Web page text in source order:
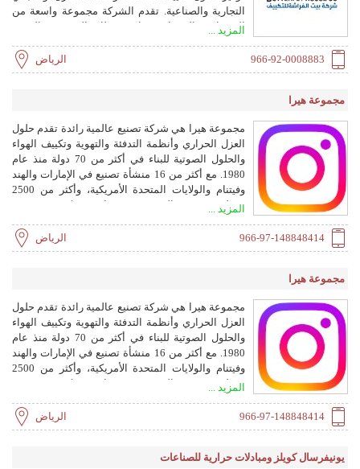
التجارية والصناعية. تقدم الشركة مجموعة واسعة من
المنتجات والخدمات بما في ذلك التصميم والتوريد
المزيد ...
966-92-0008883 الرياض
مجموعة هيرا
مجموعة هيرا هي شركة تصنيع عالمية رائدة تقدم حلول
العزل الحراري وأنظمة التدفئة والتهوية وتكييف الهواء
والحلول الصوتية للبناء في أكثر من 70 دولة منذ عام
1980. مع أكثر من 16 منشأة تصنيع في الإمارات والهند
وفيتنام والولايات المتحدة الأمريكية، وأكثر من 2500
موظف، تقدم المجموعة تقنيات مبتكرة وموثوقة
المزيد ...
966-97-148848414 الرياض
مجموعة هيرا
مجموعة هيرا هي شركة تصنيع عالمية رائدة تقدم حلول
العزل الحراري وأنظمة التدفئة والتهوية وتكييف الهواء
والحلول الصوتية للبناء في أكثر من 70 دولة منذ عام
1980. مع أكثر من 16 منشأة تصنيع في الإمارات والهند
وفيتنام والولايات المتحدة الأمريكية، وأكثر من 2500
موظف، تقدم المجموعة تقنيات مبتكرة وموثوقة
المزيد ...
966-97-148848414 الرياض
يونيفرسال كويلز ومبادلات حرارية للصناعات